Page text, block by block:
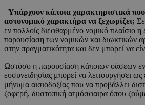
–Υπάρχουν κάποια χαρακτηριστικά
αστυνομικό χαρακτήρα να ξεχωρίζει;
εν πολλοίς διεφθαρμένο νομικό πλαίσιο η
παρουσίαση των νομικών και διωκτικών
στην πραγματικότητα και δεν μπορεί να
Ωστόσο η παρουσίαση κάποιων οάσεων
ευσυνειδησίας μπορεί να λειτουργήσει
μήνυμα αισιοδοξίας που να προβάλλει
ζοφερή, δυστοπική ατμόσφαιρα όπου